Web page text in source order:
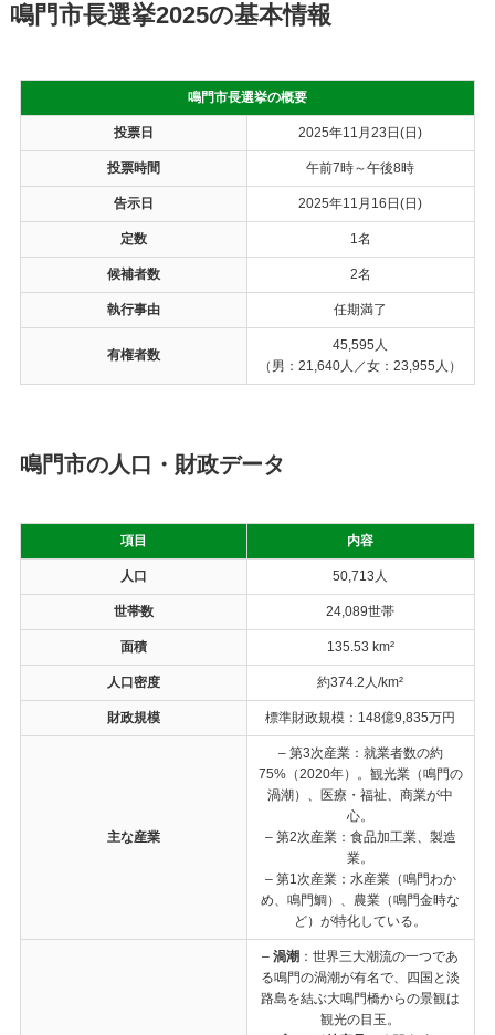
鳴門市長選挙2025の基本情報
鳴門市長選挙の概要
投票日 2025年11月23日(日)
投票時間 午前7時～午後8時
告示日 2025年11月16日(日)
定数 1名
候補者数 2名
執行事由 任期満了
有権者数
45,595人
（男：21,640人／女：23,955人）
鳴門市の人口・財政データ
項目 内容
人口 50,713人
世帯数 24,089世帯
面積 135.53 km²
人口密度 約374.2人/km²
財政規模 標準財政規模：148億9,835万円
主な産業
– 第3次産業：就業者数の約
75%（2020年）。観光業（鳴門の
渦潮）、医療・福祉、商業が中
心。
– 第2次産業：食品加工業、製造
業。
– 第1次産業：水産業（鳴門わか
め、鳴門鯛）、農業（鳴門金時な
ど）が特化している。
–渦潮 ：世界三大潮流の一つであ
る鳴門の渦潮が有名で、四国と淡
路島を結ぶ大鳴門橋からの景観は
観光の目玉。